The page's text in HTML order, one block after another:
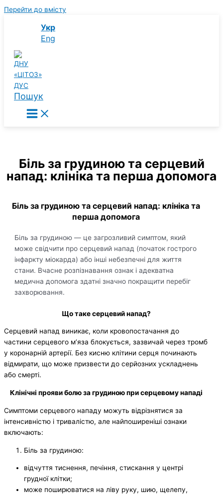
Перейти до вмісту
Укр
Eng
Пошук
Біль за грудиною та серцевий
напад: клініка та перша допомога
Біль за грудиною та серцевий напад: клініка та
перша допомога
Біль за грудиною — це загрозливий симптом, який
може свідчити про серцевий напад (початок гострого
інфаркту міокарда) або інші небезпечні для життя
стани. Вчасне розпізнавання ознак і адекватна
медична допомога здатні значно покращити перебіг
захворювання.
Що таке серцевий напад?
Серцевий напад виникає, коли кровопостачання до
частини серцевого м’яза блокується, зазвичай через тромб
у коронарній артерії. Без кисню клітини серця починають
відмирати, що може призвести до серйозних ускладнень
або смерті.
Клінічні прояви болю за грудиною при серцевому нападі
Симптоми серцевого нападу можуть відрізнятися за
інтенсивністю і тривалістю, але найпоширеніші ознаки
включають:
Біль за грудиною:
відчуття тиснення, печіння, стискання у центрі
грудної клітки;
може поширюватися на ліву руку, шию, щелепу,